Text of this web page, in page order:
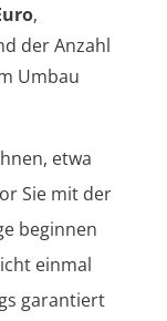
,
der Anzahl
Umbau
etwa
Sie mit der
beginnen
einmal
garantiert